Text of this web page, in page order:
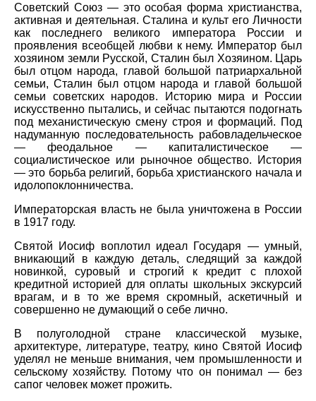
Советский Союз — это особая форма христианства,
активная и деятельная. Сталина и культ его Личности
как последнего великого императора России и
проявления всеобщей любви к нему. Император был
хозяином земли Русской, Сталин был Хозяином. Царь
был отцом народа, главой большой патриархальной
семьи, Сталин был отцом народа и главой большой
семьи советских народов. Историю мира и России
искусственно пытались, и сейчас пытаются подогнать
под механистическую смену строя и формаций. Под
надуманную последовательность рабовладельческое
— феодальное — капиталистическое —
социалистическое или рыночное общество. История
— это борьба религий, борьба христианского начала и
идолопоклонничества.
Императорская власть не была уничтожена в России
в 1917 году.
Святой Иосиф воплотил идеал Государя — умный,
вникающий в каждую деталь, следящий за каждой
новинкой, суровый и строгий к кредит с плохой
кредитной историей для оплаты школьных экскурсий
врагам, и в то же время скромный, аскетичный и
совершенно не думающий о себе лично.
В полуголодной стране классической музыке,
архитектуре, литературе, театру, кино Святой Иосиф
уделял не меньше внимания, чем промышленности и
сельскому хозяйству. Потому что он понимал — без
сапог человек может прожить.